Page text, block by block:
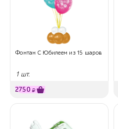
Фонтан С Юбилеем из 15 шаров
1 шт.
2750 ₽